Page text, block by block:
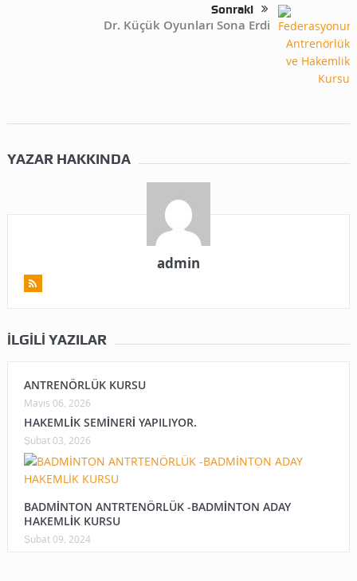
Sonraki
Dr. Küçük Oyunları Sona Erdi
YAZAR HAKKINDA
admin
İLGILI YAZILAR
ANTRENÖRLÜK KURSU
Mayıs 06, 2026
HAKEMLİK SEMİNERİ YAPILIYOR.
Şubat 03, 2026
BADMİNTON ANTRTENÖRLÜK -BADMİNTON ADAY
HAKEMLİK KURSU
Şubat 09, 2024